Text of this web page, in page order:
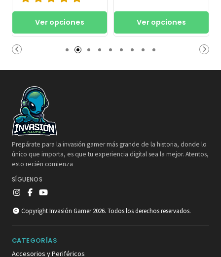
Ver opciones Ver opciones
Prepárate para la invasión gamer más grande de la historia, donde lo
único que importa, es que tu experiencia digital sea la mejor. Atentos,
esto recién comienza
SÍGUENOS
Copyright Invasión Gamer 2026. Todos los derechos reservados.
CATEGORÍAS
Accesorios y Periféricos